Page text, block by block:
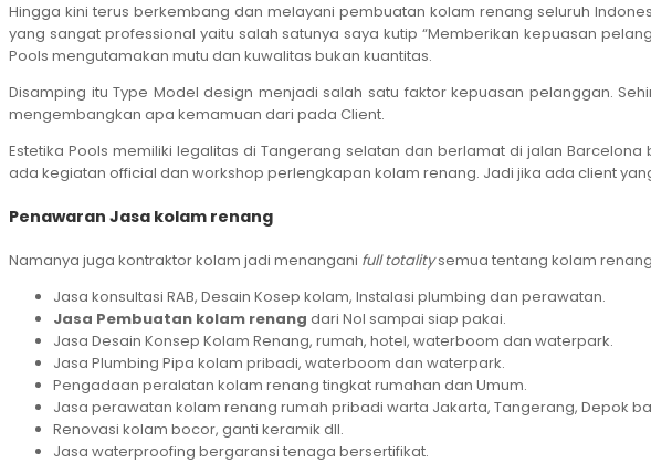
Hingga kini terus berkembang dan melayani pembuatan kolam renang seluruh
yang sangat professional yaitu salah satunya saya kutip “Memberikan kepuasan
Pools mengutamakan mutu dan kuwalitas bukan kuantitas.
Disamping itu Type Model design menjadi salah satu faktor kepuasan pelanggan.
mengembangkan apa kemamuan dari pada Client.
Estetika Pools memiliki legalitas di Tangerang selatan dan berlamat di jalan Barcelona
ada kegiatan official dan workshop perlengkapan kolam renang. Jadi jika ada client
Penawaran Jasa kolam renang
Namanya juga kontraktor kolam jadi menangani full totalitysemua tentang kolam
Jasa konsultasi RAB, Desain Kosep kolam, Instalasi plumbing dan perawatan.
Jasa Pembuatan kolam renang dari Nol sampai siap pakai.
Jasa Desain Konsep Kolam Renang, rumah, hotel, waterboom dan waterpark.
Jasa Plumbing Pipa kolam pribadi, waterboom dan waterpark.
Pengadaan peralatan kolam renang tingkat rumahan dan Umum.
Jasa perawatan kolam renang rumah pribadi warta Jakarta, Tangerang, Depok
Renovasi kolam bocor, ganti keramik dll.
Jasa waterproofing bergaransi tenaga bersertifikat.